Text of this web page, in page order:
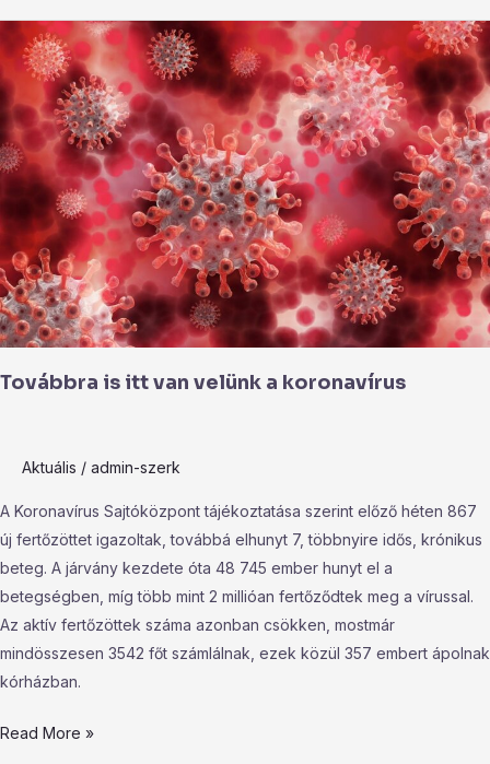
Továbbra is itt van velünk a koronavírus
Aktuális / admin-szerk
A Koronavírus Sajtóközpont tájékoztatása szerint előző héten 867
új fertőzöttet igazoltak, továbbá elhunyt 7, többnyire idős, krónikus
beteg. A járvány kezdete óta 48 745 ember hunyt el a
betegségben, míg több mint 2 millióan fertőződtek meg a vírussal.
Az aktív fertőzöttek száma azonban csökken, mostmár
mindösszesen 3542 főt számlálnak, ezek közül 357 embert ápolnak
kórházban.
Továbbra
is
itt
van
velünk
a
koronavírus
Read More »